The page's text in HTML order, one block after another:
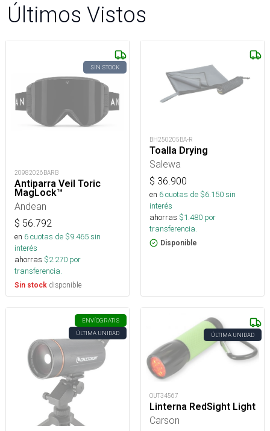
Últimos Vistos
SIN STOCK
20982026BARB
Antiparra Veil Toric
MagLock™
Andean
$ 56.792
en 6cuotas de $9.465sin
interés
ahorras $2.270 por
transferencia.
Sin stock disponible
BH250205BA-R
Toalla Drying
Salewa
$ 36.900
en 6cuotas de $6.150sin
interés
ahorras $1.480 por
transferencia.
Disponible
ENVÍOGRATIS
ÚLTIMA UNIDAD
ÚLTIMA UNIDAD
OUT34567
Linterna RedSight Light
Carson